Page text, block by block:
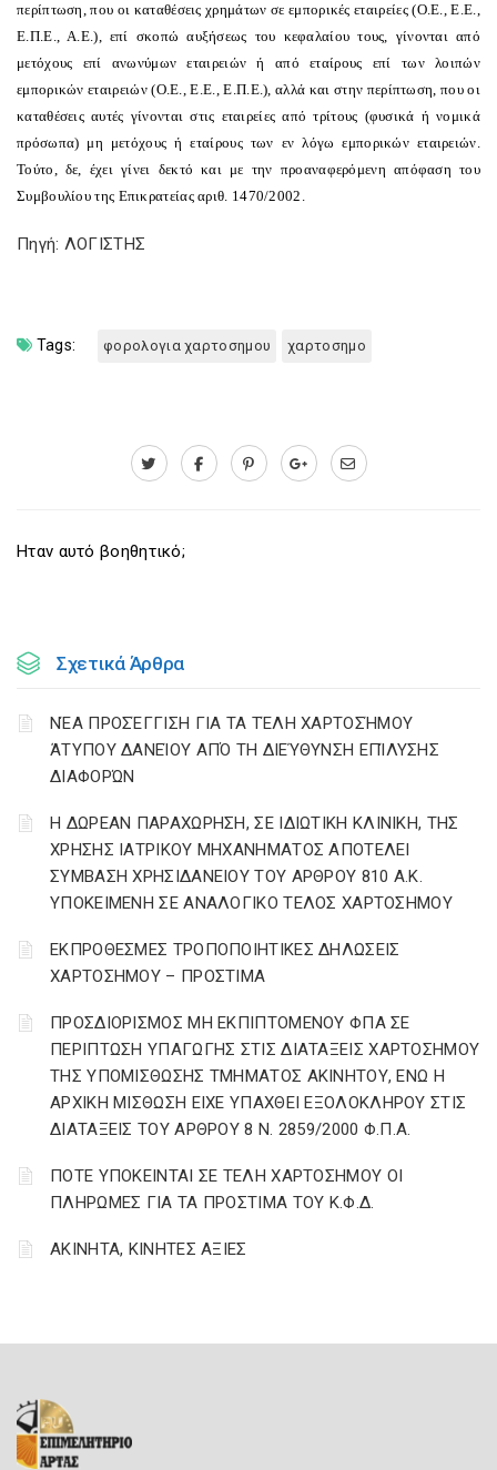
περίπτωση, που οι καταθέσεις χρημάτων σε εμπορικές εταιρείες (O.Ε., Ε.Ε.,
Ε.Π.Ε., Α.Ε.), επί σκοπώ αυξήσεως του κεφαλαίου τους, γίνονται από
μετόχους επί ανωνύμων εταιρειών ή από εταίρους επί των λοιπών
εμπορικών εταιρειών (O.Ε., Ε.Ε., Ε.Π.Ε.), αλλά και στην περίπτωση, που οι
καταθέσεις αυτές γίνονται στις εταιρείες από τρίτους (φυσικά ή νομικά
πρόσωπα) μη μετόχους ή εταίρους των εν λόγω εμπορικών εταιρειών.
Τούτο, δε, έχει γίνει δεκτό και με την προαναφερόμενη απόφαση του
Συμβουλίου της Επικρατείας αριθ. 1470/2002.
Πηγή: ΛΟΓΙΣΤΗΣ
Tags: φορολογια χαρτοσημου χαρτοσημο
Ηταν αυτό βοηθητικό;
Σχετικά Άρθρα
ΝΈΑ ΠΡΟΣΈΓΓΙΣΗ ΓΙΑ ΤΑ ΤΈΛΗ ΧΑΡΤΟΣΉΜΟΥ
ΆΤΥΠΟΥ ΔΑΝΕΊΟΥ ΑΠΌ ΤΗ ΔΙΕΎΘΥΝΣΗ ΕΠΊΛΥΣΗΣ
ΔΙΑΦΟΡΏΝ
Η ΔΩΡΕΑΝ ΠΑΡΑΧΩΡΗΣΗ, ΣΕ ΙΔΙΩΤΙΚΗ ΚΛΙΝΙΚΗ, ΤΗΣ
ΧΡΗΣΗΣ ΙΑΤΡΙΚΟΥ ΜΗΧΑΝΗΜΑΤΟΣ ΑΠΟΤΕΛΕΙ
ΣΥΜΒΑΣΗ ΧΡΗΣΙΔΑΝΕΙΟΥ ΤΟΥ ΑΡΘΡΟΥ 810 Α.Κ.
ΥΠΟΚΕΙΜΕΝΗ ΣΕ ΑΝΑΛΟΓΙΚΟ ΤΕΛΟΣ ΧΑΡΤΟΣΗΜΟΥ
ΕΚΠΡΟΘΕΣΜΕΣ ΤΡΟΠΟΠΟΙΗΤΙΚΕΣ ΔΗΛΩΣΕΙΣ
ΧΑΡΤΟΣΗΜΟΥ – ΠΡΟΣΤΙΜΑ
ΠΡΟΣΔΙΟΡΙΣΜΟΣ ΜΗ ΕΚΠΙΠΤΟΜΕΝΟΥ ΦΠΑ ΣΕ
ΠΕΡΙΠΤΩΣΗ ΥΠΑΓΩΓΗΣ ΣΤΙΣ ΔΙΑΤΑΞΕΙΣ ΧΑΡΤΟΣΗΜΟΥ
ΤΗΣ ΥΠΟΜΙΣΘΩΣΗΣ ΤΜΗΜΑΤΟΣ ΑΚΙΝΗΤΟΥ, ΕΝΩ Η
ΑΡΧΙΚΗ ΜΙΣΘΩΣΗ ΕΙΧΕ ΥΠΑΧΘΕΙ ΕΞΟΛΟΚΛΗΡΟΥ ΣΤΙΣ
ΔΙΑΤΑΞΕΙΣ ΤΟΥ ΑΡΘΡΟΥ 8 Ν. 2859/2000 Φ.Π.Α.
ΠΟΤΕ ΥΠΟΚΕΙΝΤΑΙ ΣΕ ΤΕΛΗ ΧΑΡΤΟΣΗΜΟΥ ΟΙ
ΠΛΗΡΩΜΕΣ ΓΙΑ ΤΑ ΠΡΟΣΤΙΜΑ ΤΟΥ Κ.Φ.Δ.
ΑΚΙΝΗΤΑ, ΚΙΝΗΤΕΣ ΑΞΙΕΣ